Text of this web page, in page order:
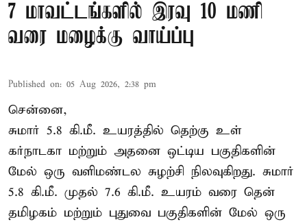
7 மாவட்டங்களில் இரவு 10 மணி
வரை மழைக்கு வாய்ப்பு
Published on: 05 Aug 2026, 2:38 pm
சென்னை,
சுமார் 5.8 கி.மீ. உயரத்தில் தெற்கு உள்
கர்நாடகா மற்றும் அதனை ஒட்டிய பகுதிகளின்
மேல் ஒரு வளிமண்டல சுழற்சி நிலவுகிறது. சுமார்
5.8 கி.மீ. முதல் 7.6 கி.மீ. உயரம் வரை தென்
தமிழகம் மற்றும் புதுவை பகுதிகளின் மேல் ஒரு